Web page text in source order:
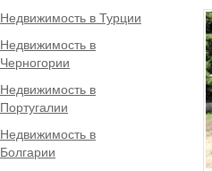
Недвижимость в Турции
Недвижимость в
Черногории
Недвижимость в
Португалии
Недвижимость в
Болгарии